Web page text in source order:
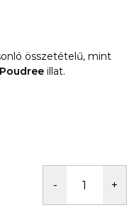
összetételű, mint
illat.